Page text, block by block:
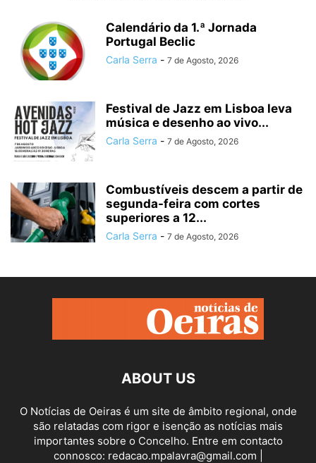
Calendário da 1.ª Jornada
Portugal Beclic
Carla Serra - 7 de Agosto, 2026
Festival de Jazz em Lisboa leva
música e desenho ao vivo...
Carla Serra - 7 de Agosto, 2026
Combustíveis descem a partir de
segunda-feira com cortes
superiores a 12...
Carla Serra - 7 de Agosto, 2026
ABOUT US
O Notícias de Oeiras é um site de âmbito regional, onde
são relatadas com rigor e isenção as notícias mais
importantes sobre o Concelho. Entre em contacto
connosco: redacao.mpalavra@gmail.com |